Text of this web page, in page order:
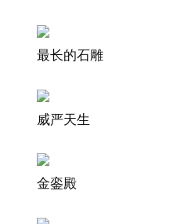
最长的石雕
威严天生
金銮殿